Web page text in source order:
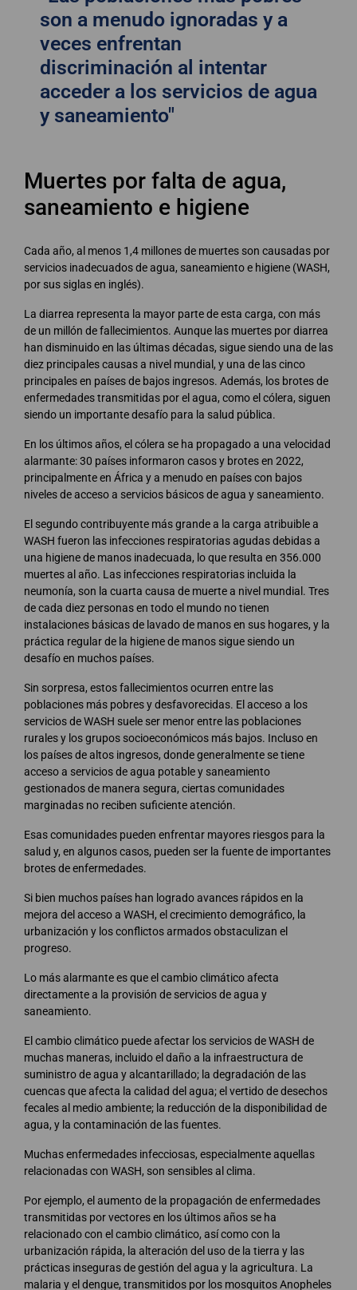
son a menudo ignoradas y a
veces enfrentan
discriminación al intentar
acceder a los servicios de agua
y saneamiento"
Muertes por falta de agua,
saneamiento e higiene
Cada año, al menos 1,4 millones de muertes son causadas por
servicios inadecuados de agua, saneamiento e higiene (WASH,
por sus siglas en inglés).
La diarrea representa la mayor parte de esta carga, con más
de un millón de fallecimientos. Aunque las muertes por diarrea
han disminuido en las últimas décadas, sigue siendo una de las
diez principales causas a nivel mundial, y una de las cinco
principales en países de bajos ingresos. Además, los brotes de
enfermedades transmitidas por el agua, como el cólera, siguen
siendo un importante desafío para la salud pública.
En los últimos años, el cólera se ha propagado a una velocidad
alarmante: 30 países informaron casos y brotes en 2022,
principalmente en África y a menudo en países con bajos
niveles de acceso a servicios básicos de agua y saneamiento.
El segundo contribuyente más grande a la carga atribuible a
WASH fueron las infecciones respiratorias agudas debidas a
una higiene de manos inadecuada, lo que resulta en 356.000
muertes al año. Las infecciones respiratorias incluida la
neumonía, son la cuarta causa de muerte a nivel mundial. Tres
de cada diez personas en todo el mundo no tienen
instalaciones básicas de lavado de manos en sus hogares, y la
práctica regular de la higiene de manos sigue siendo un
desafío en muchos países.
Sin sorpresa, estos fallecimientos ocurren entre las
poblaciones más pobres y desfavorecidas. El acceso a los
servicios de WASH suele ser menor entre las poblaciones
rurales y los grupos socioeconómicos más bajos. Incluso en
los países de altos ingresos, donde generalmente se tiene
acceso a servicios de agua potable y saneamiento
gestionados de manera segura, ciertas comunidades
marginadas no reciben suficiente atención.
Esas comunidades pueden enfrentar mayores riesgos para la
salud y, en algunos casos, pueden ser la fuente de importantes
brotes de enfermedades.
Si bien muchos países han logrado avances rápidos en la
mejora del acceso a WASH, el crecimiento demográfico, la
urbanización y los conflictos armados obstaculizan el
progreso.
Lo más alarmante es que el cambio climático afecta
directamente a la provisión de servicios de agua y
saneamiento.
El cambio climático puede afectar los servicios de WASH de
muchas maneras, incluido el daño a la infraestructura de
suministro de agua y alcantarillado; la degradación de las
cuencas que afecta la calidad del agua; el vertido de desechos
fecales al medio ambiente; la reducción de la disponibilidad de
agua, y la contaminación de las fuentes.
Muchas enfermedades infecciosas, especialmente aquellas
relacionadas con WASH, son sensibles al clima.
Por ejemplo, el aumento de la propagación de enfermedades
transmitidas por vectores en los últimos años se ha
relacionado con el cambio climático, así como con la
urbanización rápida, la alteración del uso de la tierra y las
prácticas inseguras de gestión del agua y la agricultura. La
malaria y el dengue, transmitidos por los mosquitos Anopheles